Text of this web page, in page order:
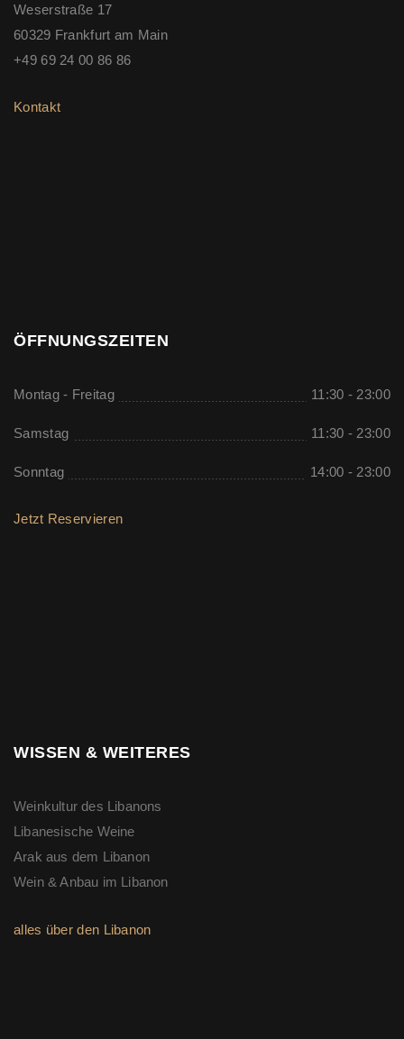
Weserstraße 17
60329 Frankfurt am Main
+49 69 24 00 86 86
Kontakt
ÖFFNUNGSZEITEN
Montag - Freitag 11:30 - 23:00
Samstag 11:30 - 23:00
Sonntag 14:00 - 23:00
Jetzt Reservieren
WISSEN & WEITERES
Weinkultur des Libanons
Libanesische Weine
Arak aus dem Libanon
Wein & Anbau im Libanon
alles über den Libanon